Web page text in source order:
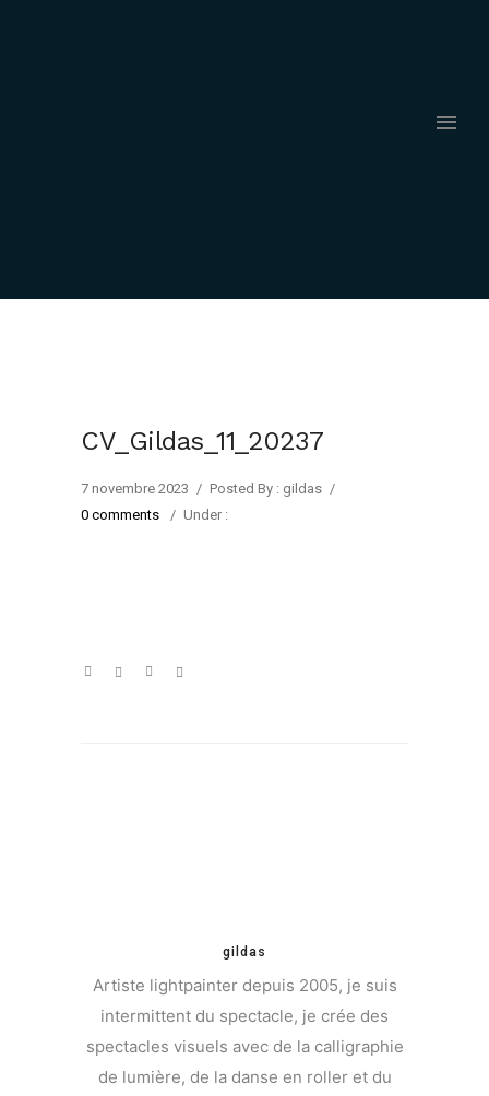
CV_Gildas_11_20237
7 novembre 2023 / Posted By : gildas /
0 comments
/ Under :
gildas
Artiste lightpainter depuis 2005, je suis
intermittent du spectacle, je crée des
spectacles visuels avec de la calligraphie
de lumière, de la danse en roller et du